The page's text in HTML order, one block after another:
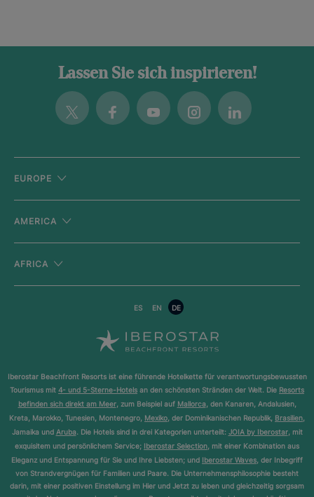
Lassen Sie sich inspirieren!
Twitter FacebookYoutubeInstagramLinkedin
EUROPE
AMERICA
AFRICA
ES EN DE
Iberostar Beachfront Resorts ist eine führende Hotelkette für verantwortungsbewussten
Tourismus mit 4- und 5-Sterne-Hotels an den schönsten Stränden der Welt. Die Resorts
befinden sich direkt am Meer, zum Beispiel auf Mallorca, den Kanaren, Andalusien,
Kreta, Marokko, Tunesien, Montenegro, Mexiko, der Dominikanischen Republik, Brasilien,
Jamaika und Aruba. Die Hotels sind in drei Kategorien unterteilt: JOIA by Iberostar, mit
exquisitem und persönlichem Service; Iberostar Selection, mit einer Kombination aus
Eleganz und Entspannung für Sie und Ihre Liebsten; und Iberostar Waves, der Inbegriff
von Strandvergnügen für Familien und Paare. Die Unternehmensphilosophie besteht
darin, mit einer positiven Einstellung im Hier und Jetzt zu leben und gleichzeitig sorgsam